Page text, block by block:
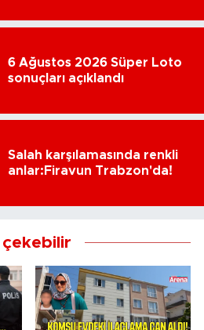
6 Ağustos 2026 Süper Loto
sonuçları açıklandı
Salah karşılamasında renkli
anlar:Firavun Trabzon'da!
çekebilir